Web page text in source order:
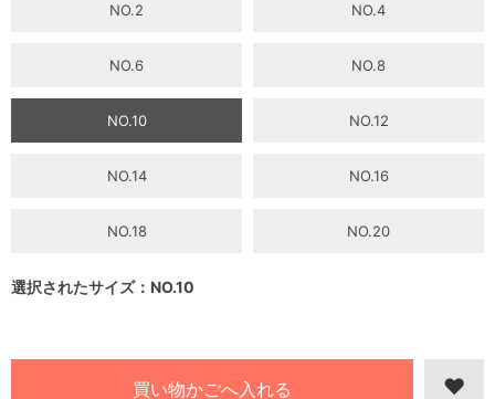
NO.2 NO.4
NO.6 NO.8
NO.10 NO.12
NO.14 NO.16
NO.18 NO.20
選択されたサイズ：NO.10